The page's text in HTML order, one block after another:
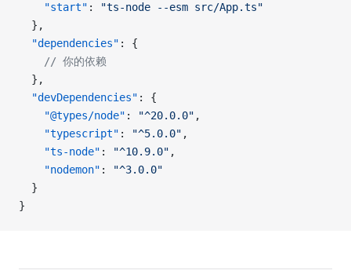
    "start"
:
"ts-node --esm src/App.ts"
  },
  "dependencies"
: {
    // 你的依赖
  },
  "devDependencies"
: {
    "@types/node"
: "^20.0.0" ,
    "typescript"
: "^5.0.0" ,
    "ts-node"
: "^10.9.0" ,
    "nodemon"
:
"^3.0.0"
  }
}